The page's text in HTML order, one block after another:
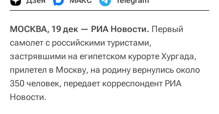
МОСКВА, 19 дек — РИА Новости. Первый
самолет с российскими туристами,
застрявшими на египетском курорте Хургада,
прилетел в Москву, на родину вернулись около
350 человек, передает корреспондент РИА
Новости.